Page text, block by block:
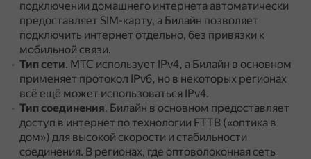
подключении домашнего интернета автоматически
предоставляет SIM-карту, а Билайн позволяет
подключить интернет отдельно, без привязки к
мобильной связи.
Тип сети. МТС использует IPv4, а Билайн в основном
применяет протокол IPv6, но в некоторых регионах
всё ещё может использоваться IPv4.
Тип соединения. Билайн в основном предоставляет
доступ в интернет по технологии FTTB («оптика в
дом») для высокой скорости и стабильности
соединения. В регионах, где оптоволоконная сеть